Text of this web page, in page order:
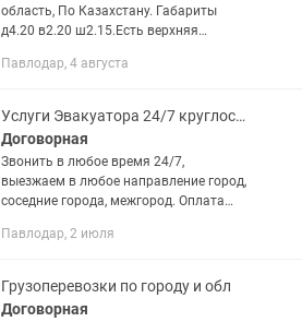
область, По Казахстану. Габариты
д4.20 в2.20 ш2.15.Есть верхняя
грузчики.Вывоз мусора,утилизация
Павлодар, 4 августа
Услуги Эвакуатора 24/7 круглосуточно самые низкие цены город межгород
Договорная
Звонить в любое время 24/7,
выезжаем в любое направление город,
соседние города, межгород. Оплата
адрес расположения вашего авто; 2)
Павлодар, 2 июля
Грузоперевозки по городу и обл
Договорная